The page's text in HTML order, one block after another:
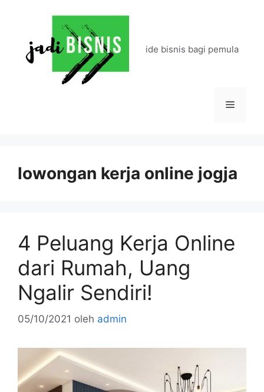
ide bisnis bagi pemula
Menu
lowongan kerja online jogja
4 Peluang Kerja Online
dari Rumah, Uang
Ngalir Sendiri!
05/10/2021 oleh admin